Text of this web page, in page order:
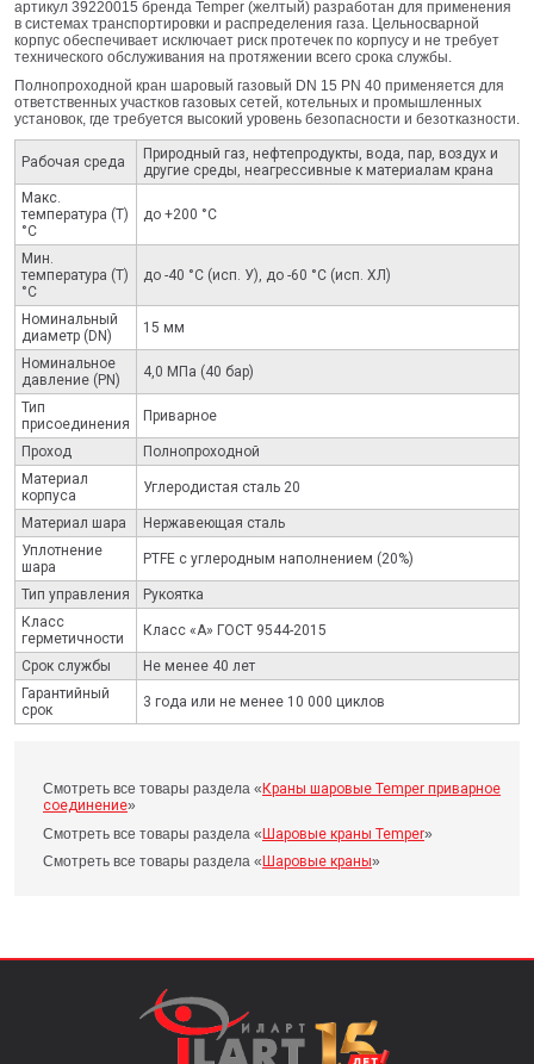
артикул 39220015 бренда Temper (желтый) разработан для применения
в системах транспортировки и распределения газа. Цельносварной
корпус обеспечивает исключает риск протечек по корпусу и не требует
технического обслуживания на протяжении всего срока службы.
Полнопроходной кран шаровый газовый DN 15 PN 40 применяется для
ответственных участков газовых сетей, котельных и промышленных
установок, где требуется высокий уровень безопасности и безотказности.
Рабочая среда
Природный газ, нефтепродукты, вода, пар, воздух и
другие среды, неагрессивные к материалам крана
Макс.
температура (Т)
°С
до +200 °С
Мин.
температура (Т)
°С
до -40 °С (исп. У), до -60 °С (исп. ХЛ)
Номинальный
диаметр (DN)
15 мм
Номинальное
давление (PN)
4,0 МПа (40 бар)
Тип
присоединения
Приварное
Проход
Полнопроходной
Материал
корпуса
Углеродистая сталь 20
Материал шара
Нержавеющая сталь
Уплотнение
шара
PTFE с углеродным наполнением (20%)
Тип управления
Рукоятка
Класс
герметичности
Класс «А» ГОСТ 9544-2015
Срок службы
Не менее 40 лет
Гарантийный
срок
3 года или не менее 10 000 циклов
Смотреть все товары раздела « Краны шаровые Temper приварное
соединение»
Смотреть все товары раздела «Шаровые краны Temper»
Смотреть все товары раздела « Шаровые краны»